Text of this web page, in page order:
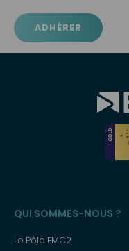
ADHÉRER
principal
QUI SOMMES-NOUS ?
Le Pôle EMC2